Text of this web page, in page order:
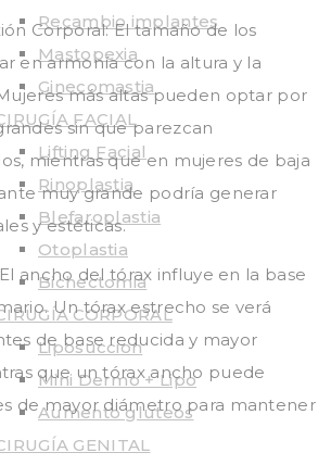
Recambio implantes
Mastopexia
Ginecomastia
FACIAL
Lifting Facial
Rinoplastia
Blefaroplastia
Otoplastia
Bichectomia
CORPORAL
Liposuccion
Mini Dermo + Lipo
Aumento gluteos
GENITAL
Corporal: El tamaño de los
en armonía con la altura y la
más altas pueden optar por
sin que parezcan
mientras que en mujeres de baja
muy grande podría generar
y estéticas.
ancho del tórax influye en la base
Un tórax estrecho se verá
de base reducida y mayor
que un tórax ancho puede
de mayor diámetro para mantener